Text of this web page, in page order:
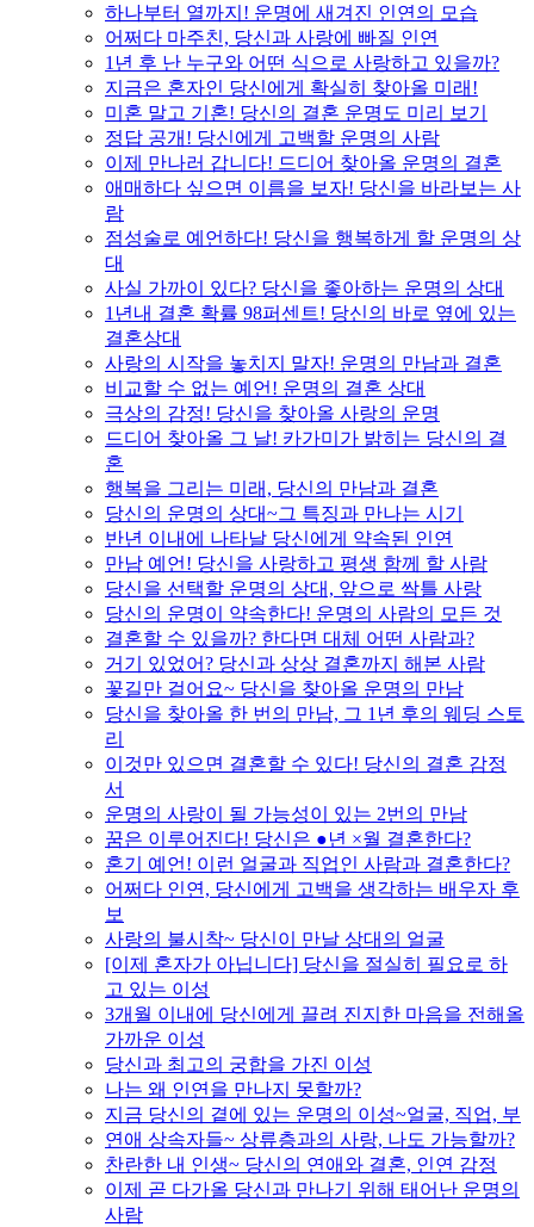
하나부터 열까지! 운명에 새겨진 인연의 모습
어쩌다 마주친, 당신과 사랑에 빠질 인연
1년 후 난 누구와 어떤 식으로 사랑하고 있을까?
지금은 혼자인 당신에게 확실히 찾아올 미래!
미혼 말고 기혼! 당신의 결혼 운명도 미리 보기
정답 공개! 당신에게 고백할 운명의 사람
이제 만나러 갑니다! 드디어 찾아올 운명의 결혼
애매하다 싶으면 이름을 보자! 당신을 바라보는 사
람
점성술로 예언하다! 당신을 행복하게 할 운명의 상
대
사실 가까이 있다? 당신을 좋아하는 운명의 상대
1년내 결혼 확률 98퍼센트! 당신의 바로 옆에 있는
결혼상대
사랑의 시작을 놓치지 말자! 운명의 만남과 결혼
비교할 수 없는 예언! 운명의 결혼 상대
극상의 감정! 당신을 찾아올 사랑의 운명
드디어 찾아올 그 날! 카가미가 밝히는 당신의 결
혼
행복을 그리는 미래, 당신의 만남과 결혼
당신의 운명의 상대~그 특징과 만나는 시기
반년 이내에 나타날 당신에게 약속된 인연
만남 예언! 당신을 사랑하고 평생 함께 할 사람
당신을 선택할 운명의 상대, 앞으로 싹틀 사랑
당신의 운명이 약속한다! 운명의 사람의 모든 것
결혼할 수 있을까? 한다면 대체 어떤 사람과?
거기 있었어? 당신과 상상 결혼까지 해본 사람
꽃길만 걸어요~ 당신을 찾아올 운명의 만남
당신을 찾아올 한 번의 만남, 그 1년 후의 웨딩 스토
리
이것만 있으면 결혼할 수 있다! 당신의 결혼 감정
서
운명의 사랑이 될 가능성이 있는 2번의 만남
꿈은 이루어진다! 당신은 ●년 ×월 결혼한다?
혼기 예언! 이런 얼굴과 직업인 사람과 결혼한다?
어쩌다 인연, 당신에게 고백을 생각하는 배우자 후
보
사랑의 불시착~ 당신이 만날 상대의 얼굴
[이제 혼자가 아닙니다] 당신을 절실히 필요로 하
고 있는 이성
3개월 이내에 당신에게 끌려 진지한 마음을 전해올
가까운 이성
당신과 최고의 궁합을 가진 이성
나는 왜 인연을 만나지 못할까?
지금 당신의 곁에 있는 운명의 이성~얼굴, 직업, 부
연애 상속자들~ 상류층과의 사랑, 나도 가능할까?
찬란한 내 인생~ 당신의 연애와 결혼, 인연 감정
이제 곧 다가올 당신과 만나기 위해 태어난 운명의
사람